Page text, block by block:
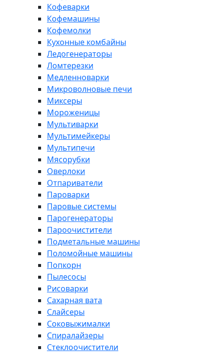
Кофеварки
Кофемашины
Кофемолки
Кухонные комбайны
Ледогенераторы
Ломтерезки
Медленноварки
Микроволновые печи
Миксеры
Мороженицы
Мультиварки
Мультимейкеры
Мультипечи
Мясорубки
Оверлоки
Отпариватели
Пароварки
Паровые системы
Парогенераторы
Пароочистители
Подметальные машины
Поломойные машины
Попкорн
Пылесосы
Рисоварки
Сахарная вата
Слайсеры
Соковыжималки
Спиралайзеры
Стеклоочистители